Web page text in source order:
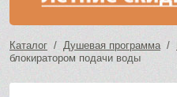
Каталог / Душевая программа/
блокиратором подачи воды